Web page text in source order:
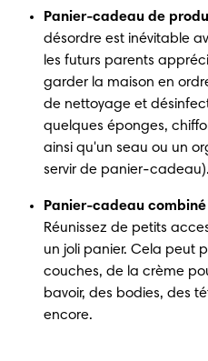
Panier-cadeau de
désordre est inévitable
les futurs parents
garder la maison en
de nettoyage et
quelques éponges,
ainsi qu'un seau ou un
servir de panier-cadeau).
Panier-cadeau
Réunissez de petits
un joli panier. Cela peut
couches, de la crème
bavoir, des bodies, des
encore.